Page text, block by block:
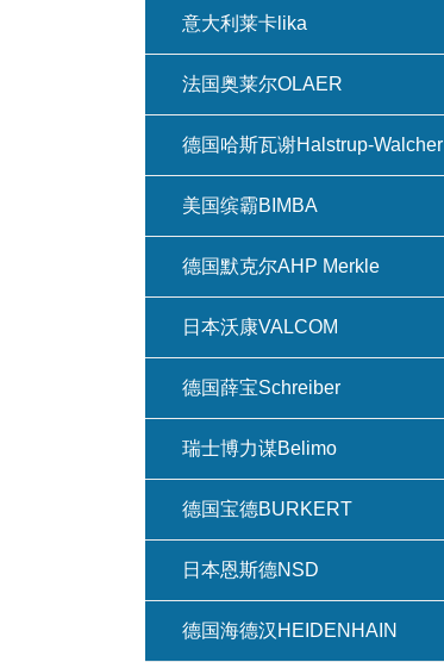
意大利莱卡lika
法国奥莱尔OLAER
德国哈斯瓦谢Halstrup-Walcher
美国缤霸BIMBA
德国默克尔AHP Merkle
日本沃康VALCOM
德国薛宝Schreiber
瑞士博力谋Belimo
德国宝德BURKERT
日本恩斯德NSD
德国海德汉HEIDENHAIN